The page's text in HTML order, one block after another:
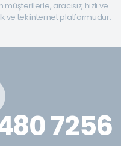
aracısız, hızlı ve
ve tek internet platformudur.
7256